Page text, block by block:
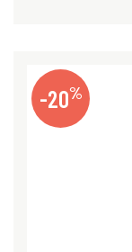
-20%